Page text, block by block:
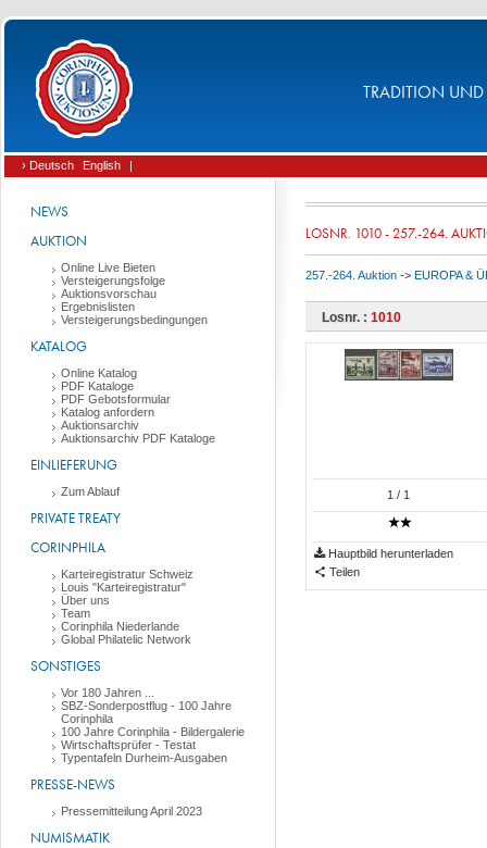
TRADITION UND
› Deutsch English |
NEWS
AUKTION
Online Live Bieten
Versteigerungsfolge
Auktionsvorschau
Ergebnislisten
Versteigerungsbedingungen
KATALOG
Online Katalog
PDF Kataloge
PDF Gebotsformular
Katalog anfordern
Auktionsarchiv
Auktionsarchiv PDF Kataloge
EINLIEFERUNG
Zum Ablauf
PRIVATE TREATY
CORINPHILA
Karteiregistratur Schweiz
Louis "Karteiregistratur"
Über uns
Team
Corinphila Niederlande
Global Philatelic Network
SONSTIGES
Vor 180 Jahren ...
SBZ-Sonderpostflug - 100 Jahre
Corinphila
100 Jahre Corinphila - Bildergalerie
Wirtschaftsprüfer - Testat
Typentafeln Durheim-Ausgaben
PRESSE-NEWS
Pressemitteilung April 2023
NUMISMATIK
LOSNR. 1010 - 257.-264.
257.-264. Auktion -> EUROPA &
Losnr. : 1010
1 / 1
Hauptbild herunterladen
Teilen